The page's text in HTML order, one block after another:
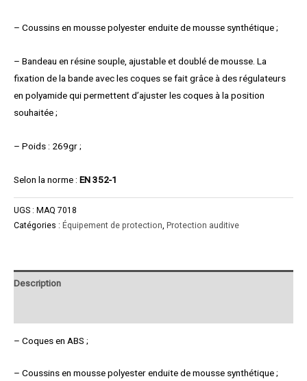
– Coussins en mousse polyester enduite de mousse synthétique ;
– Bandeau en résine souple, ajustable et doublé de mousse. La
fixation de la bande avec les coques se fait grâce à des régulateurs
en polyamide qui permettent d’ajuster les coques à la position
souhaitée ;
– Poids : 269gr ;
Selon la norme : EN 352-1
UGS : MAQ 7018
Catégories : Équipement de protection Protection auditive
Description
– Coques en ABS ;
– Coussins en mousse polyester enduite de mousse synthétique ;